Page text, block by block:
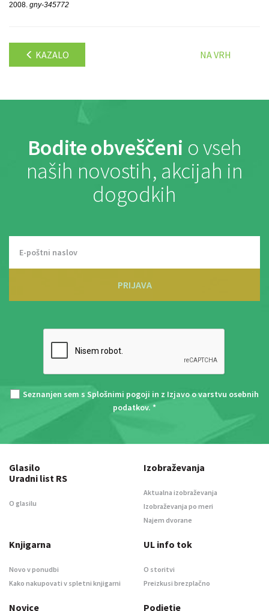
2008. gny-345772
KAZALO NA VRH
Bodite obveščeni o vseh
naših novostih, akcijah in
dogodkih
PRIJAVA
Seznanjen sem s Splošnimi pogoji in z Izjavo o varstvu osebnih
podatkov. *
Glasilo
Uradni list RS
O glasilu
Izobraževanja
Aktualna izobraževanja
Izobraževanja po meri
Najem dvorane
Knjigarna
Novo v ponudbi
Kako nakupovati v spletni knjigarni
UL info tok
O storitvi
Preizkusi brezplačno
Novice Podjetje